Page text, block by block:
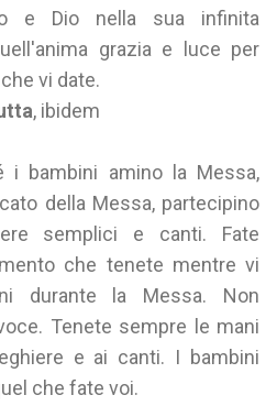
e Dio nella sua infinita
grazia e luce per
vi date.
, ibidem
i bambini amino la Messa,
della Messa, partecipino
semplici e canti. Fate
che tenete mentre vi
durante la Messa. Non
Tenete sempre le mani
e ai canti. I bambini
che fate voi.